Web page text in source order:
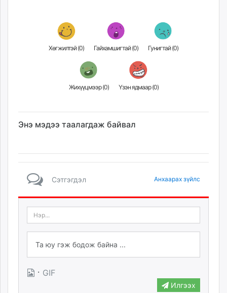
Хөгжилтэй (0) Гайхамшигтай (0) Гунигтай (0)
Жихүүцмээр (0) Үзэн ядмаар (0)
Энэ мэдээ таалагдаж байвал
Сэтгэгдэл Анхаарах зүйлс
· GIF
Илгээх